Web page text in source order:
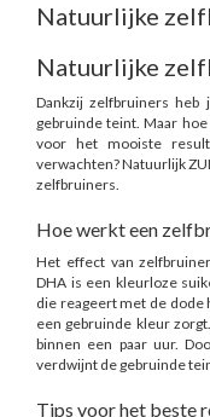
Natuurlijke
Natuurlijke
Dankzij zelfbruiners
gebruinde teint. Maar
voor het mooiste
verwachten? Natuurlijk
zelfbruiners.
Hoe werkt een
Het effect van
DHA is een kleurloze
die reageert met de dode
een gebruinde kleur
binnen een paar uur.
verdwijnt de gebruinde
Tips voor het beste